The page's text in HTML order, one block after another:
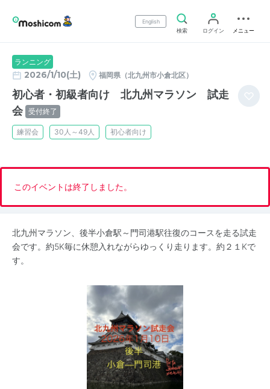
English
検索
ログイン メニュー
ランニング
2026/1/10(土) 福岡県（北九州市小倉北区）
初心者・初級者向け 北九州マラソン 試走
会 受付終了
練習会 30人～49人 初心者向け
このイベントは終了しました。
北九州マラソン、後半小倉駅～門司港駅往復のコースを走る試走
会です。約5K毎に休憩入れながらゆっくり走ります。約２１Kで
す。